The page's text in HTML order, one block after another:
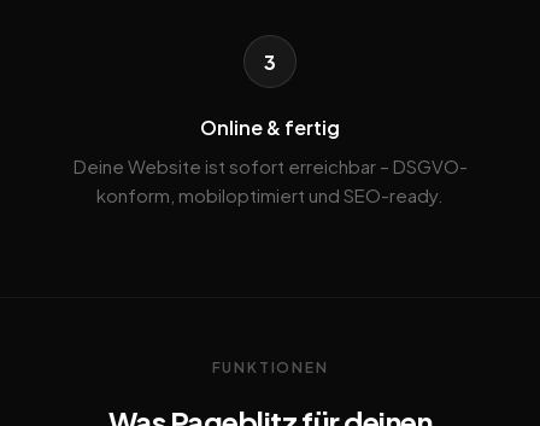
3
Online & fertig
Deine Website ist sofort erreichbar – DSGVO-
konform, mobiloptimiert und SEO-ready.
FUNKTIONEN